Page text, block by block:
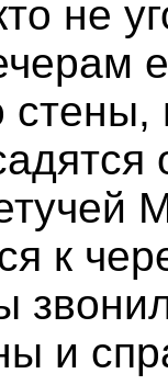
не
стены,
к
и